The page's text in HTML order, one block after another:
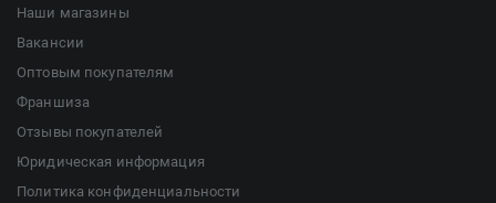
Наши магазины
Вакансии
Оптовым покупателям
Франшиза
Отзывы покупателей
Юридическая информация
Политика конфиденциальности